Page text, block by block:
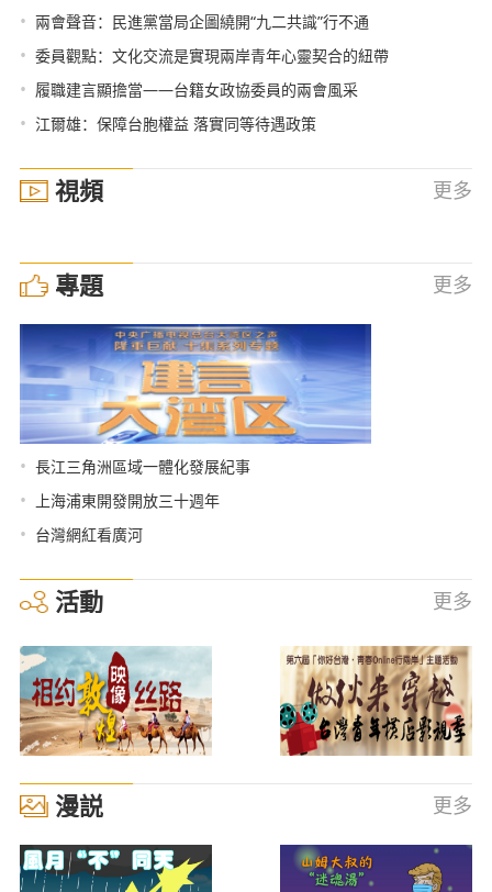
• 兩會聲音：民進黨當局企圖繞開“九二共識”行不通
• 委員觀點：文化交流是實現兩岸青年心靈契合的紐帶
• 履職建言顯擔當——台籍女政協委員的兩會風采
• 江爾雄：保障台胞權益 落實同等待遇政策
視頻 更多
專題 更多
• 長江三角洲區域一體化發展紀事
• 上海浦東開發開放三十週年
• 台灣網紅看廣河
活動 更多
漫説 更多